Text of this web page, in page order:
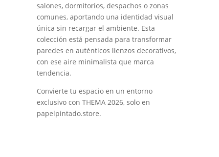
salones, dormitorios, despachos o zonas
comunes, aportando una identidad visual
única sin recargar el ambiente. Esta
colección está pensada para transformar
paredes en auténticos lienzos decorativos,
con ese aire minimalista que marca
tendencia.
Convierte tu espacio en un entorno
exclusivo con THEMA 2026, solo en
papelpintado.store.